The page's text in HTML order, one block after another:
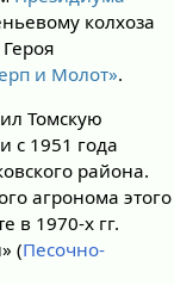
колхоза
и Молот».
Томскую
с 1951 года
района.
агронома этого
в 1970-х гг.
(Песочно-